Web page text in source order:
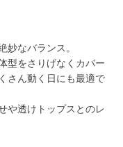
妙なバランス。
型をさりげなくカバー
さん動く日にも最適で
や透けトップスとのレ